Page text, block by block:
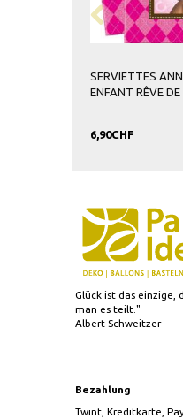
CARTES D'INVITATION
D'ANNIVERSAIRE RÊVE DE
Glück ist das einzige,
man es teilt."
Albert Schweitzer
Bezahlung
Twint, Kreditkarte,